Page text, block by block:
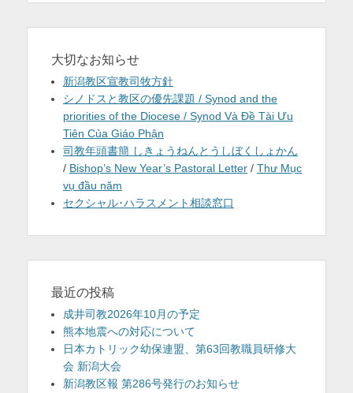
大切なお知らせ
新潟教区宣教司牧方針
シノドスと教区の優先課題 / Synod and the
priorities of the Diocese / Synod Và Đề Tài Ưu
Tiên Của Giáo Phận
司教年頭書簡 しきょうねんとうしぼくしょかん
/ Bishop’s New Year’s Pastoral Letter / Thư Mục
vụ đầu năm
セクシャル･ハラスメント相談窓口
最近の投稿
成井司教2026年10月の予定
熊本地震への対応について
日本カトリック幼保連盟、第63回教職員研修大
会 新潟大会
新潟教区報 第286号発行のお知らせ